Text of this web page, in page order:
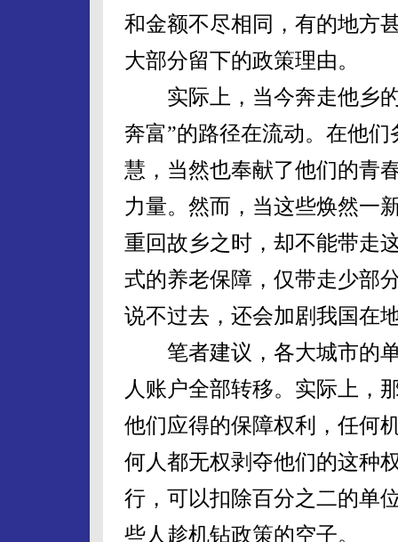
和金额不尽相同，有的地方
大部分留下的政策理由。
实际上，当今奔走他乡的
奔富”的路径在流动。在他
慧，当然也奉献了他们的青
力量。然而，当这些焕然一
重回故乡之时，却不能带走
式的养老保障，仅带走少部
说不过去，还会加剧我国在
笔者建议，各大城市的单
人账户全部转移。实际上，
他们应得的保障权利，任何
何人都无权剥夺他们的这种
行，可以扣除百分之二的单
些人趁机钻政策的空子。